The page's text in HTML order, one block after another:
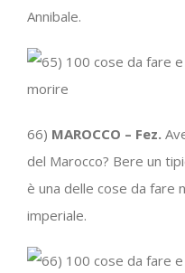
Annibale.
66) MAROCCO – Fez.
del Marocco? Bere un
è una delle cose da fare
imperiale.